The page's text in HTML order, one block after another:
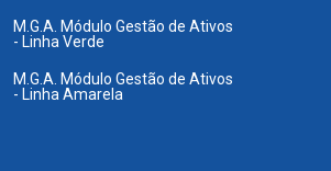
M.G.A. Módulo Gestão de Ativos
- Linha Verde
M.G.A. Módulo Gestão de Ativos
- Linha Amarela